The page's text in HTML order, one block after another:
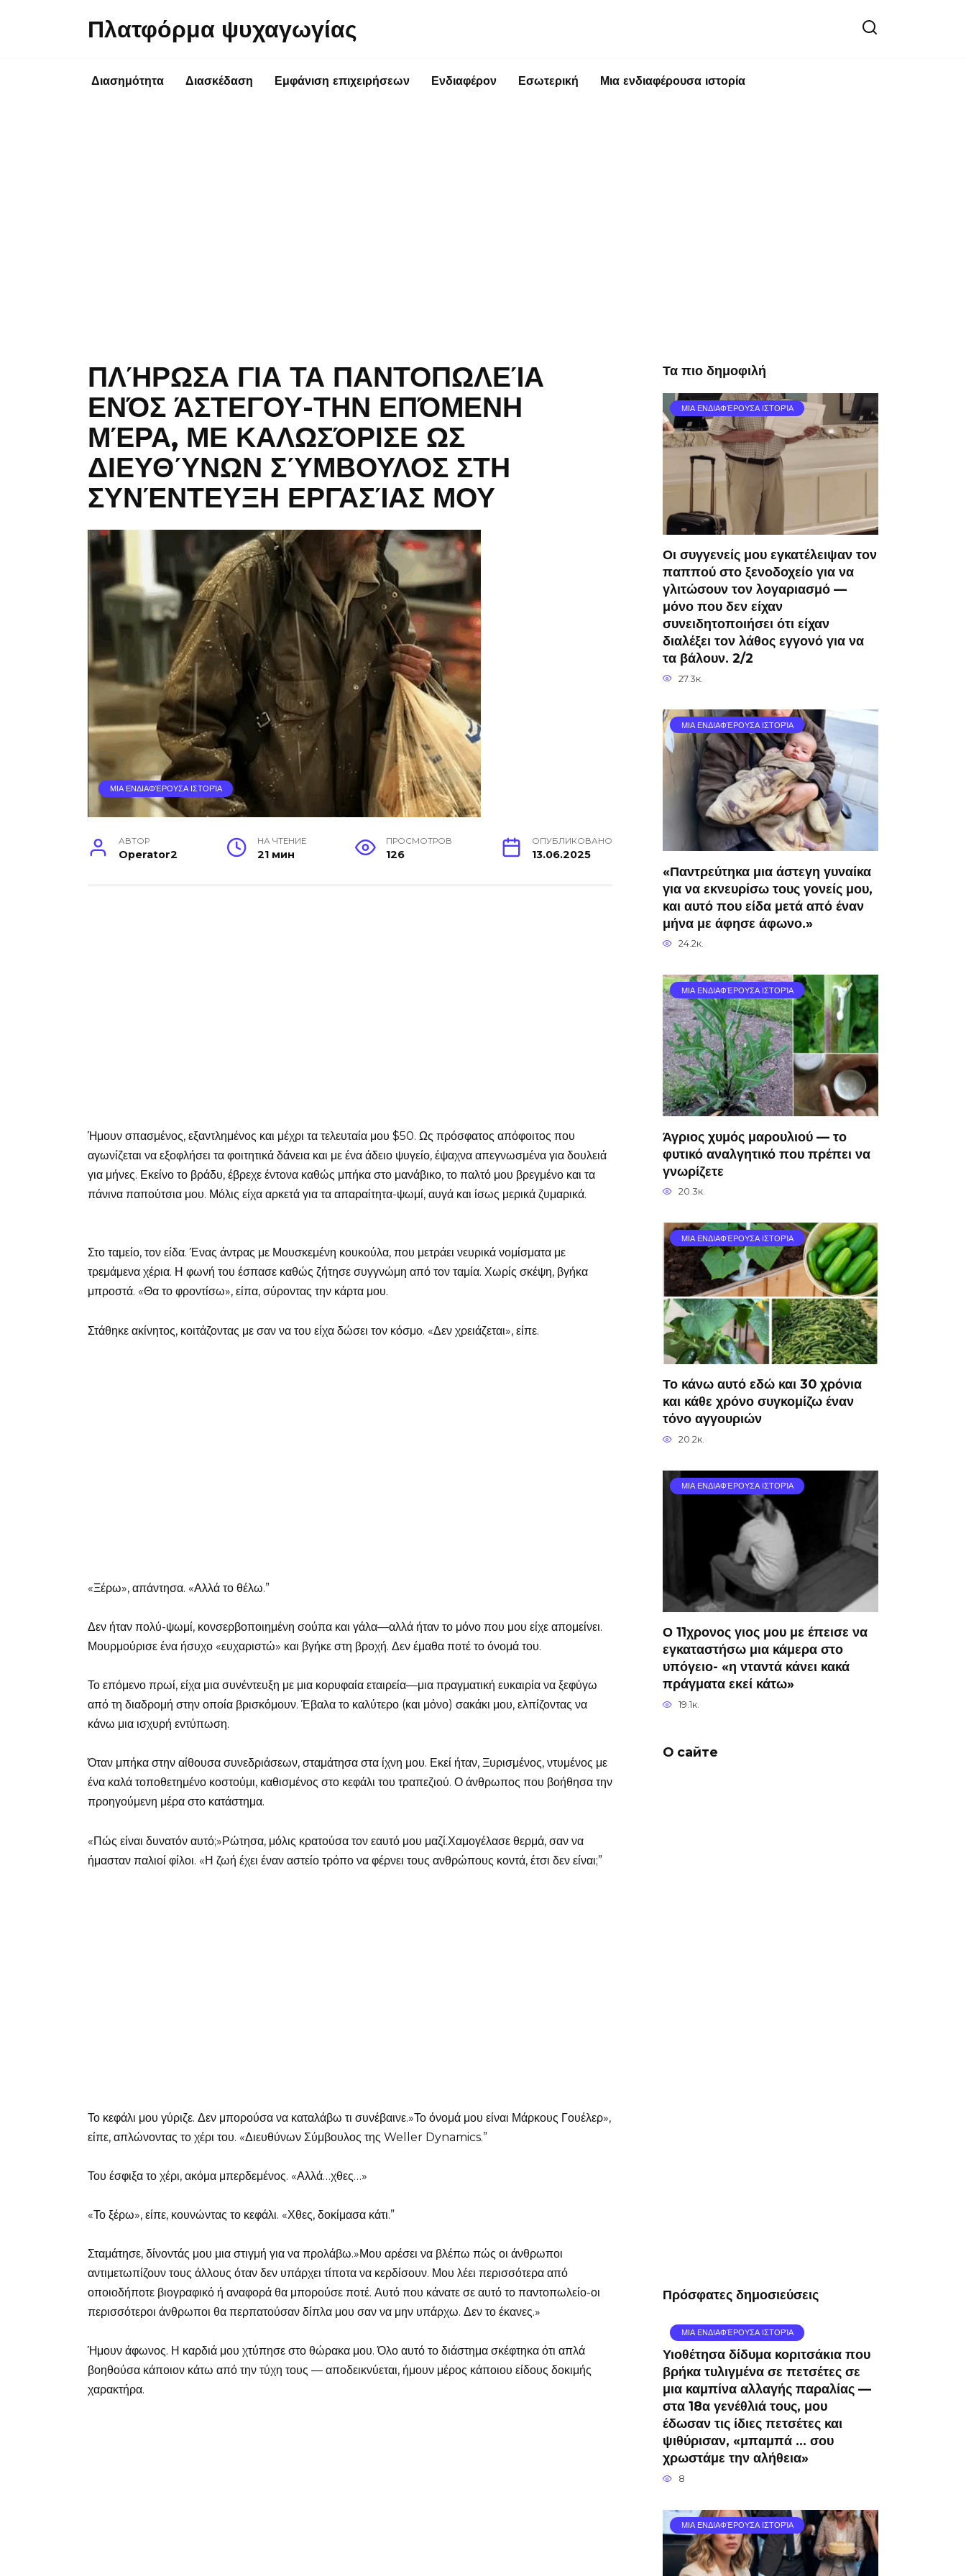
Πλατφόρμα ψυχαγωγίας
Διασημότητα Διασκέδαση Εμφάνιση επιχειρήσεων Ενδιαφέρον Εσωτερική Μια ενδιαφέρουσα ιστορία
ΠΛΉΡΩΣΑ ΓΙΑ ΤΑ ΠΑΝΤΟΠΩΛΕΊΑ
ΕΝΌΣ ΆΣΤΕΓΟΥ-ΤΗΝ ΕΠΌΜΕΝΗ
ΜΈΡΑ, ΜΕ ΚΑΛΩΣΌΡΙΣΕ ΩΣ
ΔΙΕΥΘΎΝΩΝ ΣΎΜΒΟΥΛΟΣ ΣΤΗ
ΣΥΝΈΝΤΕΥΞΗ ΕΡΓΑΣΊΑΣ ΜΟΥ
ΜΙΑ ΕΝΔΙΑΦΈΡΟΥΣΑ ΙΣΤΟΡΊΑ
АВТОР
Operator2
НА ЧТЕНИЕ
21 мин
ПРОСМОТРОВ
126
ОПУБЛИКОВАНО
13.06.2025
Ήμουν σπασμένος, εξαντλημένος και μέχρι τα τελευταία μου $50. Ως πρόσφατος απόφοιτος που
αγωνίζεται να εξοφλήσει τα φοιτητικά δάνεια και με ένα άδειο ψυγείο, έψαχνα απεγνωσμένα για δουλειά
για μήνες. Εκείνο το βράδυ, έβρεχε έντονα καθώς μπήκα στο μανάβικο, το παλτό μου βρεγμένο και τα
πάνινα παπούτσια μου. Μόλις είχα αρκετά για τα απαραίτητα-ψωμί, αυγά και ίσως μερικά ζυμαρικά.
Στο ταμείο, τον είδα. Ένας άντρας με Μουσκεμένη κουκούλα, που μετράει νευρικά νομίσματα με
τρεμάμενα χέρια. Η φωνή του έσπασε καθώς ζήτησε συγγνώμη από τον ταμία. Χωρίς σκέψη, βγήκα
μπροστά. «Θα το φροντίσω», είπα, σύροντας την κάρτα μου.
Στάθηκε ακίνητος, κοιτάζοντας με σαν να του είχα δώσει τον κόσμο. «Δεν χρειάζεται», είπε.
«Ξέρω», απάντησα. «Αλλά το θέλω.”
Δεν ήταν πολύ-ψωμί, κονσερβοποιημένη σούπα και γάλα—αλλά ήταν το μόνο που μου είχε απομείνει.
Μουρμούρισε ένα ήσυχο «ευχαριστώ» και βγήκε στη βροχή. Δεν έμαθα ποτέ το όνομά του.
Το επόμενο πρωί, είχα μια συνέντευξη με μια κορυφαία εταιρεία—μια πραγματική ευκαιρία να ξεφύγω
από τη διαδρομή στην οποία βρισκόμουν. Έβαλα το καλύτερο (και μόνο) σακάκι μου, ελπίζοντας να
κάνω μια ισχυρή εντύπωση.
Όταν μπήκα στην αίθουσα συνεδριάσεων, σταμάτησα στα ίχνη μου. Εκεί ήταν, Ξυρισμένος, ντυμένος με
ένα καλά τοποθετημένο κοστούμι, καθισμένος στο κεφάλι του τραπεζιού. Ο άνθρωπος που βοήθησα την
προηγούμενη μέρα στο κατάστημα.
«Πώς είναι δυνατόν αυτό;»Ρώτησα, μόλις κρατούσα τον εαυτό μου μαζί.Χαμογέλασε θερμά, σαν να
ήμασταν παλιοί φίλοι. «Η ζωή έχει έναν αστείο τρόπο να φέρνει τους ανθρώπους κοντά, έτσι δεν είναι;”
Το κεφάλι μου γύριζε. Δεν μπορούσα να καταλάβω τι συνέβαινε.»Το όνομά μου είναι Μάρκους Γουέλερ»,
είπε, απλώνοντας το χέρι του. «Διευθύνων Σύμβουλος της Weller Dynamics.”
Του έσφιξα το χέρι, ακόμα μπερδεμένος. «Αλλά…χθες…»
«Το ξέρω», είπε, κουνώντας το κεφάλι. «Χθες, δοκίμασα κάτι.”
Σταμάτησε, δίνοντάς μου μια στιγμή για να προλάβω.»Μου αρέσει να βλέπω πώς οι άνθρωποι
αντιμετωπίζουν τους άλλους όταν δεν υπάρχει τίποτα να κερδίσουν. Μου λέει περισσότερα από
οποιοδήποτε βιογραφικό ή αναφορά θα μπορούσε ποτέ. Αυτό που κάνατε σε αυτό το παντοπωλείο-οι
περισσότεροι άνθρωποι θα περπατούσαν δίπλα μου σαν να μην υπάρχω. Δεν το έκανες.»
Ήμουν άφωνος. Η καρδιά μου χτύπησε στο θώρακα μου. Όλο αυτό το διάστημα σκέφτηκα ότι απλά
βοηθούσα κάποιον κάτω από την τύχη τους — αποδεικνύεται, ήμουν μέρος κάποιου είδους δοκιμής
χαρακτήρα.
Τα πιο δημοφιλή
ΜΙΑ ΕΝΔΙΑΦΈΡΟΥΣΑ ΙΣΤΟΡΊΑ
Οι συγγενείς μου εγκατέλειψαν τον
παππού στο ξενοδοχείο για να
γλιτώσουν τον λογαριασμό —
μόνο που δεν είχαν
συνειδητοποιήσει ότι είχαν
διαλέξει τον λάθος εγγονό για να
τα βάλουν. 2/2
27.3к.
ΜΙΑ ΕΝΔΙΑΦΈΡΟΥΣΑ ΙΣΤΟΡΊΑ
«Παντρεύτηκα μια άστεγη γυναίκα
για να εκνευρίσω τους γονείς μου,
και αυτό που είδα μετά από έναν
μήνα με άφησε άφωνο.»
24.2к.
ΜΙΑ ΕΝΔΙΑΦΈΡΟΥΣΑ ΙΣΤΟΡΊΑ
Άγριος χυμός μαρουλιού — το
φυτικό αναλγητικό που πρέπει να
γνωρίζετε
20.3к.
ΜΙΑ ΕΝΔΙΑΦΈΡΟΥΣΑ ΙΣΤΟΡΊΑ
Το κάνω αυτό εδώ και 30 χρόνια
και κάθε χρόνο συγκομίζω έναν
τόνο αγγουριών
20.2к.
ΜΙΑ ΕΝΔΙΑΦΈΡΟΥΣΑ ΙΣΤΟΡΊΑ
Ο 11χρονος γιος μου με έπεισε να
εγκαταστήσω μια κάμερα στο
υπόγειο- «η νταντά κάνει κακά
πράγματα εκεί κάτω»
19.1к.
О сайте
Πρόσφατες δημοσιεύσεις
ΜΙΑ ΕΝΔΙΑΦΈΡΟΥΣΑ ΙΣΤΟΡΊΑ
Υιοθέτησα δίδυμα κοριτσάκια που
βρήκα τυλιγμένα σε πετσέτες σε
μια καμπίνα αλλαγής παραλίας —
στα 18α γενέθλιά τους, μου
έδωσαν τις ίδιες πετσέτες και
ψιθύρισαν, «μπαμπά … σου
χρωστάμε την αλήθεια»
8
ΜΙΑ ΕΝΔΙΑΦΈΡΟΥΣΑ ΙΣΤΟΡΊΑ